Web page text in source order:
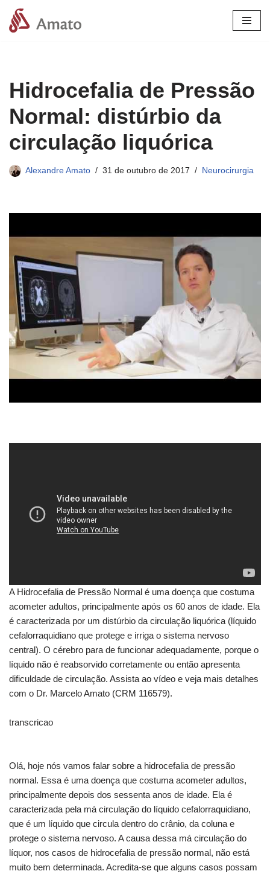
Pular
Hidrocefalia de Pressão
Normal: distúrbio da
circulação liquórica
Alexandre Amato 31 de outubro de 2017 Neurocirurgia
A Hidrocefalia de Pressão Normal é uma doença que costuma
acometer adultos, principalmente após os 60 anos de idade. Ela
é caracterizada por um distúrbio da circulação liquórica (líquido
cefalorraquidiano que protege e irriga o sistema nervoso
central). O cérebro para de funcionar adequadamente, porque o
líquido não é reabsorvido corretamente ou então apresenta
dificuldade de circulação. Assista ao vídeo e veja mais detalhes
com o Dr. Marcelo Amato (CRM 116579).
transcricao
Olá, hoje nós vamos falar sobre a hidrocefalia de pressão
normal. Essa é uma doença que costuma acometer adultos,
principalmente depois dos sessenta anos de idade. Ela é
caracterizada pela má circulação do líquido cefalorraquidiano,
que é um líquido que circula dentro do crânio, da coluna e
protege o sistema nervoso. A causa dessa má circulação do
líquor, nos casos de hidrocefalia de pressão normal, não está
muito bem determinada. Acredita-se que alguns casos possam